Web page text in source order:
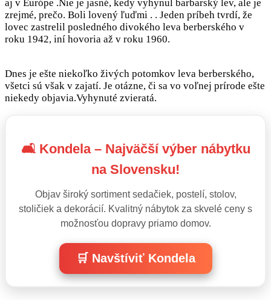
aj v Európe .Nie je jasné, kedy vyhynul barbarský lev, ale je
zrejmé, prečo. Boli lovený ľuďmi . . Jeden príbeh tvrdí, že
lovec zastrelil posledného divokého leva berberského v
roku 1942, iní hovoria až v roku 1960.
Dnes je ešte niekoľko živých potomkov leva berberského,
všetci sú však v zajatí. Je otázne, či sa vo voľnej prírode ešte
niekedy objavia.Vyhynuté zvieratá.
🛋️ Kondela – Najväčší výber nábytku
na Slovensku!
Objav široký sortiment sedačiek, postelí, stolov,
stoličiek a dekorácií. Kvalitný nábytok za skvelé ceny s
možnosťou dopravy priamo domov.
🛒 Navštíviť Kondela